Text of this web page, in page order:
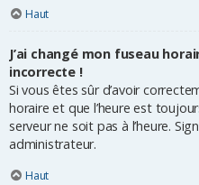
Haut
J’ai changé mon fuseau
incorrecte !
Si vous êtes sûr d’avoir
horaire et que l’heure est
serveur ne soit pas à l’heure.
administrateur.
Haut